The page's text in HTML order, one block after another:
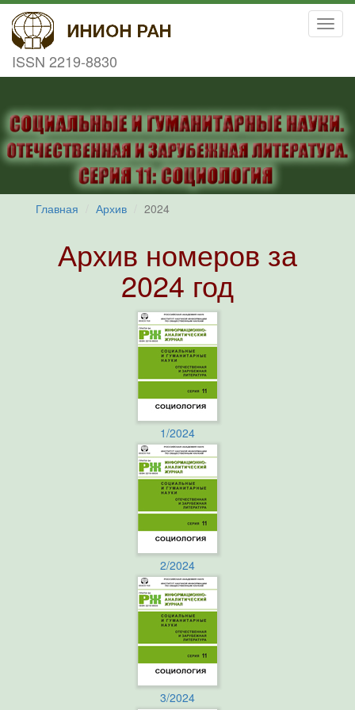
ISSN 2219-8830
Главная Архив 2024
Архив номеров за
2024 год
1/2024
2/2024
3/2024